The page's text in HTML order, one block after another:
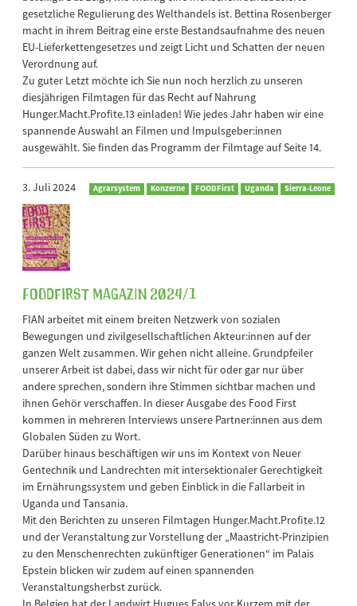
gesetzliche Regulierung des Welthandels ist. Bettina Rosenberger
macht in ihrem Beitrag eine erste Bestandsaufnahme des neuen
EU-Lieferkettengesetzes und zeigt Licht und Schatten der neuen
Verordnung auf.
Zu guter Letzt möchte ich Sie nun noch herzlich zu unseren
diesjährigen Filmtagen für das Recht auf Nahrung
Hunger.Macht.Profite.13 einladen! Wie jedes Jahr haben wir eine
spannende Auswahl an Filmen und Impulsgeber:innen
ausgewählt. Sie finden das Programm der Filmtage auf Seite 14.
3. Juli 2024 Agrarsystem Konzerne FOODFirst Uganda Sierra-Leone
FOODFirst Magazin 2024/1
FIAN arbeitet mit einem breiten Netzwerk von sozialen
Bewegungen und zivilgesellschaftlichen Akteur:innen auf der
ganzen Welt zusammen. Wir gehen nicht alleine. Grundpfeiler
unserer Arbeit ist dabei, dass wir nicht für oder gar nur über
andere sprechen, sondern ihre Stimmen sichtbar machen und
ihnen Gehör verschaffen. In dieser Ausgabe des Food First
kommen in mehreren Interviews unsere Partner:innen aus dem
Globalen Süden zu Wort.
Darüber hinaus beschäftigen wir uns im Kontext von Neuer
Gentechnik und Landrechten mit intersektionaler Gerechtigkeit
im Ernährungssystem und geben Einblick in die Fallarbeit in
Uganda und Tansania.
Mit den Berichten zu unseren Filmtagen Hunger.Macht.Profite.12
und der Veranstaltung zur Vorstellung der „Maastricht-Prinzipien
zu den Menschenrechten zukünftiger Generationen“ im Palais
Epstein blicken wir zudem auf einen spannenden
Veranstaltungsherbst zurück.